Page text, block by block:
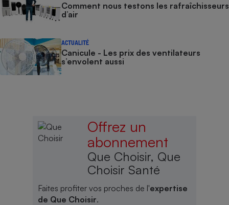
Comment nous testons les rafraîchisseurs
d’air
ACTUALITÉ
Canicule - Les prix des ventilateurs
s’envolent aussi
Offrez un
abonnement
Que Choisir, Que
Choisir Santé
Faites profiter vos proches de l'expertise
de Que Choisir.